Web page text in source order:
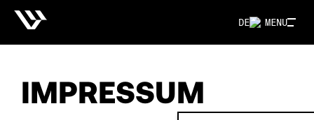
MENU
DE
IMPRESSUM